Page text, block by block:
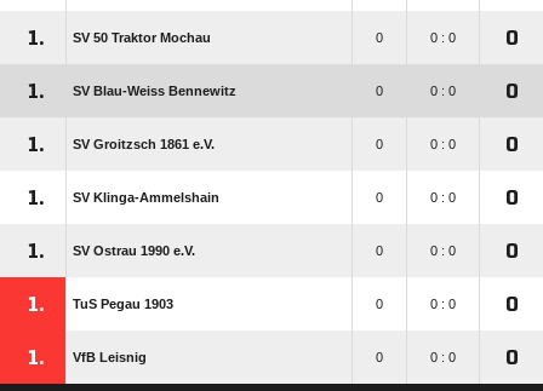
1. SV 50 Traktor Mochau 0 0 : 0 0
1. SV Blau-Weiss Bennewitz 0 0 : 0 0
1. SV Groitzsch 1861 e.V. 0 0 : 0 0
1. SV Klinga-Ammelshain 0 0 : 0 0
1. SV Ostrau 1990 e.V. 0 0 : 0 0
1. TuS Pegau 1903 0 0 : 0 0
1. VfB Leisnig 0 0 : 0 0